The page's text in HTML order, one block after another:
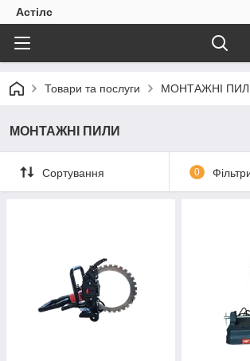
Астілс
Товари та послуги МОНТАЖНІ
МОНТАЖНІ ПИЛИ
Сортування 0